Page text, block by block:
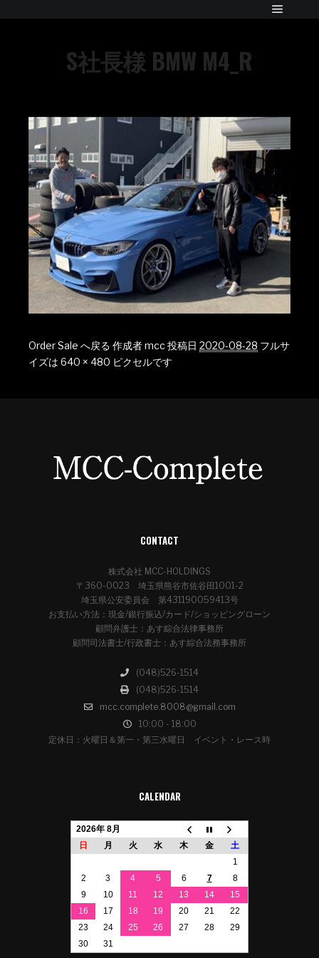
S社長様 BMW M4_R
Order Sale へ戻る 作成者mcc投稿日 2020-08-28 フルサ
イズは 640 × 480 ピクセルです
CONTACT
株式会社 MCC-HOLDINGS
〒360-0023 埼玉県熊谷市佐谷田1001-2
埼玉県公安委員会 第431190059413号
お支払い方法：現金/銀行振込/カード/ショッピングローン
顧問弁護士：あす綜合法律事務所
顧問司法書士/行政書士：あす綜合法務事務所
(048)526-1514
(048)526-1514
mcc.complete.8008@gmail.com
10:00 - 18:00
定休日：火曜日＆第一・第三水曜日 イベント・レース時
CALENDAR
2026年 8月
日
月 火 水 木 金
土
1
2
3 4 5 6 7
8
9
10 11 12 13 14
15
16
17 18 19 20 21
22
23
24 25 26 27 28
29
30
31